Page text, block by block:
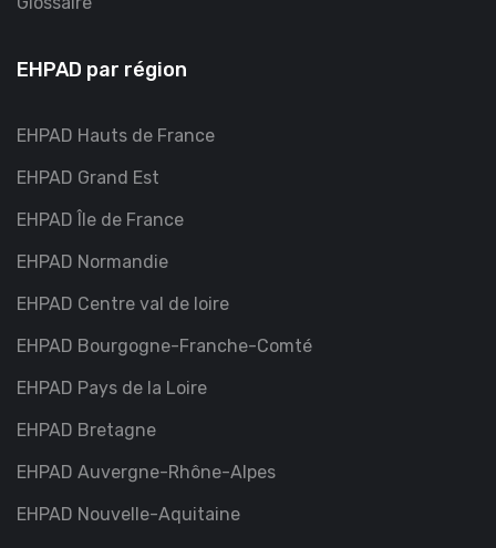
EHPAD par région
EHPAD Hauts de France
EHPAD Grand Est
EHPAD Île de France
EHPAD Normandie
EHPAD Centre val de loire
EHPAD Bourgogne-Franche-Comté
EHPAD Pays de la Loire
EHPAD Bretagne
EHPAD Auvergne-Rhône-Alpes
EHPAD Nouvelle-Aquitaine